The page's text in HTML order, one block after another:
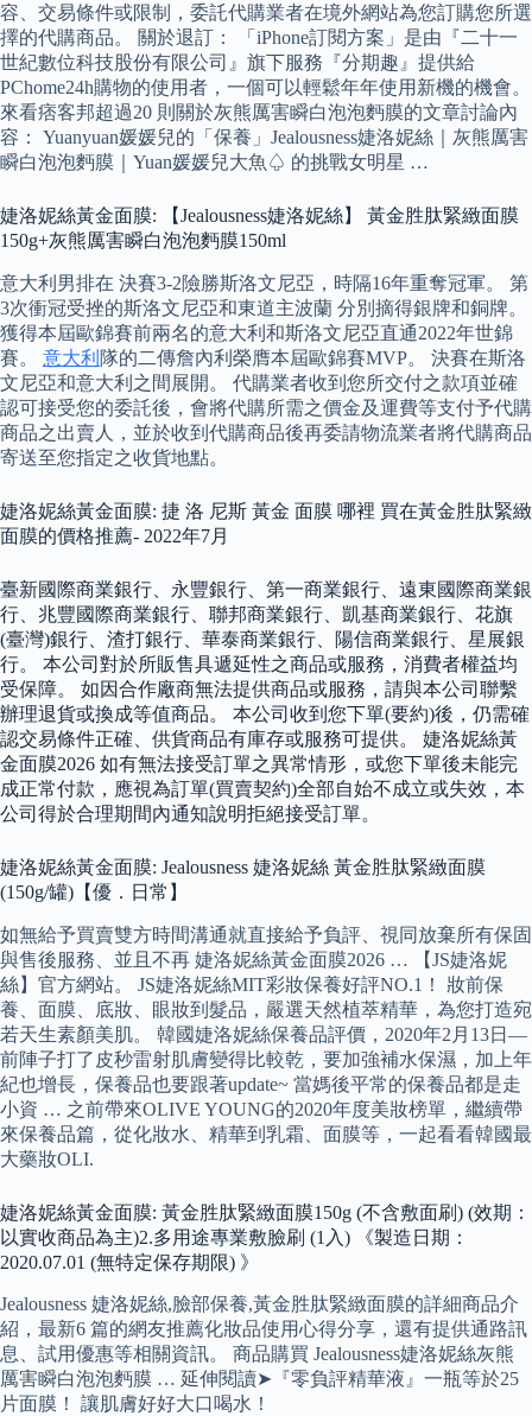
容、交易條件或限制，委託代購業者在境外網站為您訂購您所選
擇的代購商品。 關於退訂： 「iPhone訂閱方案」是由『二十一
世紀數位科技股份有限公司』旗下服務『分期趣』提供給
PChome24h購物的使用者，一個可以輕鬆年年使用新機的機會。
來看痞客邦超過20 則關於灰熊厲害瞬白泡泡麪膜的文章討論內
容： Yuanyuan媛媛兒的「保養」Jealousness婕洛妮絲｜灰熊厲害
瞬白泡泡麪膜｜Yuan媛媛兒大魚♤ 的挑戰女明星 …
婕洛妮絲黃金面膜: 【Jealousness婕洛妮絲】 黃金胜肽緊緻面膜
150g+灰熊厲害瞬白泡泡麪膜150ml
意大利男排在 決賽3-2險勝斯洛文尼亞，時隔16年重奪冠軍。 第
3次衝冠受挫的斯洛文尼亞和東道主波蘭 分別摘得銀牌和銅牌。
獲得本屆歐錦賽前兩名的意大利和斯洛文尼亞直通2022年世錦
賽。 意大利 隊的二傳詹內利榮膺本屆歐錦賽MVP。 決賽在斯洛
文尼亞和意大利之間展開。 代購業者收到您所交付之款項並確
認可接受您的委託後，會將代購所需之價金及運費等支付予代購
商品之出賣人，並於收到代購商品後再委請物流業者將代購商品
寄送至您指定之收貨地點。
婕洛妮絲黃金面膜: 捷 洛 尼斯 黃金 面膜 哪裡 買在黃金胜肽緊緻
面膜的價格推薦- 2022年7月
臺新國際商業銀行、永豐銀行、第一商業銀行、遠東國際商業銀
行、兆豐國際商業銀行、聯邦商業銀行、凱基商業銀行、花旗
(臺灣)銀行、渣打銀行、華泰商業銀行、陽信商業銀行、星展銀
行。 本公司對於所販售具遞延性之商品或服務，消費者權益均
受保障。 如因合作廠商無法提供商品或服務，請與本公司聯繫
辦理退貨或換成等值商品。 本公司收到您下單(要約)後，仍需確
認交易條件正確、供貨商品有庫存或服務可提供。 婕洛妮絲黃
金面膜2026 如有無法接受訂單之異常情形，或您下單後未能完
成正常付款，應視為訂單(買賣契約)全部自始不成立或失效，本
公司得於合理期間內通知說明拒絕接受訂單。
婕洛妮絲黃金面膜: Jealousness 婕洛妮絲 黃金胜肽緊緻面膜
(150g/罐)【優．日常】
如無給予買賣雙方時間溝通就直接給予負評、視同放棄所有保固
與售後服務、並且不再 婕洛妮絲黃金面膜2026 … 【JS婕洛妮
絲】官方網站。 JS婕洛妮絲MIT彩妝保養好評NO.1！ 妝前保
養、面膜、底妝、眼妝到髮品，嚴選天然植萃精華，為您打造宛
若天生素顏美肌。 韓國婕洛妮絲保養品評價，2020年2月13日—
前陣子打了皮秒雷射肌膚變得比較乾，要加強補水保濕，加上年
紀也增長，保養品也要跟著update~ 當媽後平常的保養品都是走
小資 … 之前帶來OLIVE YOUNG的2020年度美妝榜單，繼續帶
來保養品篇，從化妝水、精華到乳霜、面膜等，一起看看韓國最
大藥妝OLI.
婕洛妮絲黃金面膜: 黃金胜肽緊緻面膜150g (不含敷面刷) (效期：
以實收商品為主)2.多用途專業敷臉刷 (1入) 《製造日期：
2020.07.01 (無特定保存期限) 》
Jealousness 婕洛妮絲,臉部保養,黃金胜肽緊緻面膜的詳細商品介
紹，最新6 篇的網友推薦化妝品使用心得分享，還有提供通路訊
息、試用優惠等相關資訊。 商品購買 Jealousness婕洛妮絲灰熊
厲害瞬白泡泡麪膜 … 延伸閱讀➤『零負評精華液』一瓶等於25
片面膜！ 讓肌膚好好大口喝水！